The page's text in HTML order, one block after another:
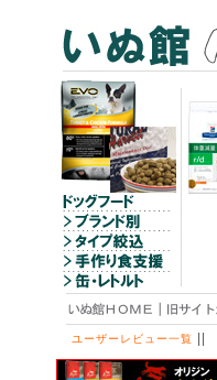
ユーザーレビュー一覧 ||